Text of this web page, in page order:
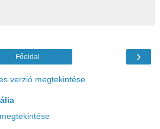
›
Főoldal
verzió megtekintése